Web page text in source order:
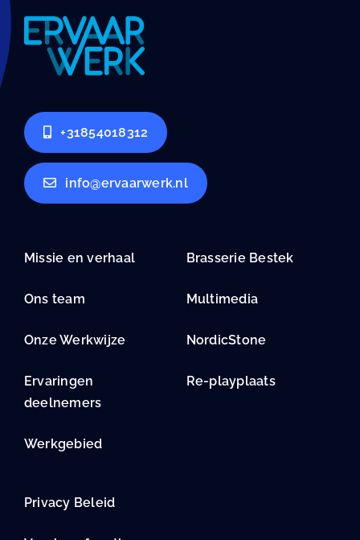
+31854018312
info@ervaarwerk.nl
Missie en verhaal
Ons team
Onze Werkwijze
Ervaringen
deelnemers
Werkgebied
Brasserie Bestek
Multimedia
NordicStone
Re-playplaats
Privacy Beleid